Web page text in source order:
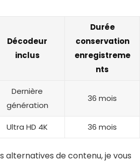
Décodeur
inclus
Durée
conservation
enregistreme
nts
Dernière
génération
36 mois
Ultra HD 4K 36 mois
alternatives de contenu, je vous